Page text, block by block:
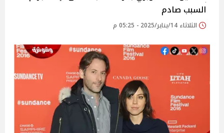
السبب صادم
الثلاثاء 14/يناير/2025 - 05:25 م